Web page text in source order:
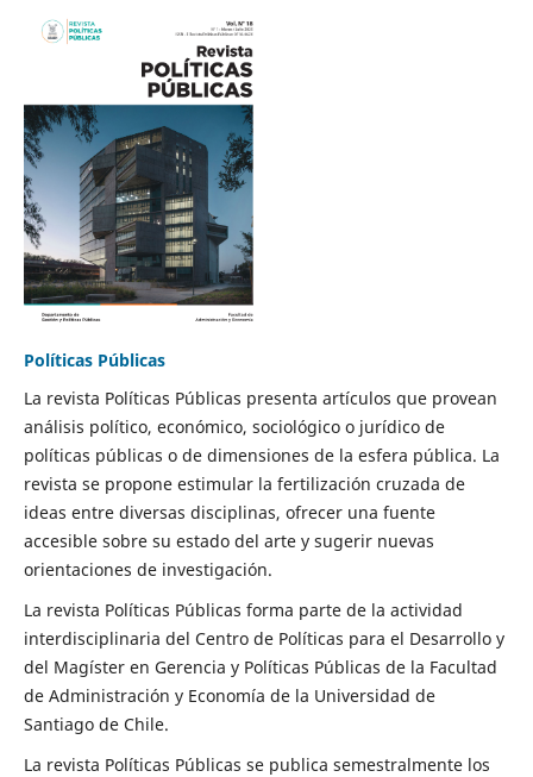
Políticas Públicas
La revista Políticas Públicas presenta artículos que provean
análisis político, económico, sociológico o jurídico de
políticas públicas o de dimensiones de la esfera pública. La
revista se propone estimular la fertilización cruzada de
ideas entre diversas disciplinas, ofrecer una fuente
accesible sobre su estado del arte y sugerir nuevas
orientaciones de investigación.
La revista Políticas Públicas forma parte de la actividad
interdisciplinaria del Centro de Políticas para el Desarrollo y
del Magíster en Gerencia y Políticas Públicas de la Facultad
de Administración y Economía de la Universidad de
Santiago de Chile.
La revista Políticas Públicas se publica semestralmente los